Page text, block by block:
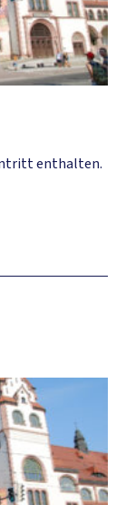
enthalten.